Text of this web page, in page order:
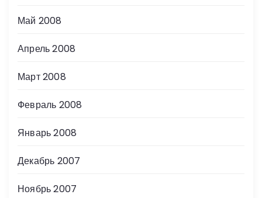
Май 2008
Апрель 2008
Март 2008
Февраль 2008
Январь 2008
Декабрь 2007
Ноябрь 2007